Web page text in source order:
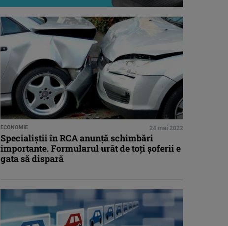
ECONOMIE 24 mai 2022
Specialiștii în RCA anunță schimbări
importante. Formularul urât de toți șoferii e
gata să dispară